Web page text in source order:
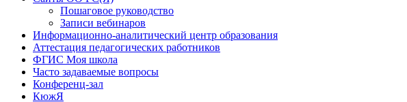
Пошаговое руководство
Записи вебинаров
Информационно-аналитический центр образования
Аттестация педагогических работников
ФГИС Моя школа
Часто задаваемые вопросы
Конференц-зал
КюжЯ